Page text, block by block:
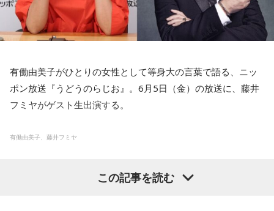
武田 「うん」
ザポリージャで取材した若いカップルは、『スリーピース』
と『ハロー』っていう名前で活躍してるんですけど、日本で
言えばこうアングラ・アーティストみたいな。
して取材をしたんですが。
らいがロシア軍に占領されているわけです。
で、日常的にひっきりなしに、空襲警報が鳴り響き、遠雷の
ような感じで砲撃の音が聞こえたり、戦闘用ドローンの『ウ
けど。私がいる間は市内に大きな攻撃はなかったんですね。
戦争が生活になってしまっている4年半という間に、ロシア政
府のプーチン大統領が求めているものは、領土のことはもち
デンティティですとか、ウクライナが独立した文化であると
シアの一部であるという、非常に歴史認識としては誤ったプ
■番組タイトル『うどうのらじお』
■放送日時：2026年6月5日（金） 15時30分～17時10分 生放
送
■ゲスト 藤井フミヤ
■番組メールアドレス udo@1242.com
■番組X：@udonoradio
■番組HP：https://www.1242.com/udo/
で聴くことができる。
有働由美子がひとりの女性として等身大の言葉で語る、ニッ
ポン放送『うどうのらじお』。6月5日（金）の放送に、藤井
フミヤがゲスト生出演する。
有働由美子、藤井フミヤ
ズバッと本音で語り合う人気企画「スナック由美子」の第37
この記事を読む